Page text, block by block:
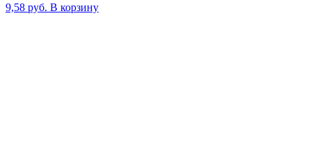
9,58 руб. В корзину